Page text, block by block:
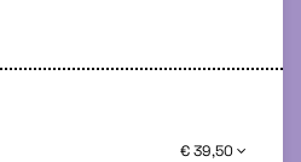
€ 39,50